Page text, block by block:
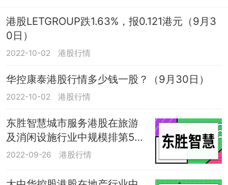
港股LETGROUP跌1.63%，报0.121港元（9月3
0日）
2022-10-02 港股行情
华控康泰港股行情多少钱一股？（9月30日）
2022-10-02 港股行情
东胜智慧城市服务港股在旅游
及消闲设施行业中规模排第53
名
2022-09-26 港股行情